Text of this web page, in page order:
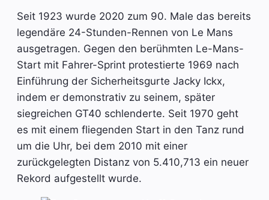
Seit 1923 wurde 2020 zum 90. Male das bereits
legendäre 24-Stunden-Rennen von Le Mans
ausgetragen. Gegen den berühmten Le-Mans-
Start mit Fahrer-Sprint protestierte 1969 nach
Einführung der Sicherheitsgurte Jacky Ickx,
indem er demonstrativ zu seinem, später
siegreichen GT40 schlenderte. Seit 1970 geht
es mit einem fliegenden Start in den Tanz rund
um die Uhr, bei dem 2010 mit einer
zurückgelegten Distanz von 5.410,713 ein neuer
Rekord aufgestellt wurde.